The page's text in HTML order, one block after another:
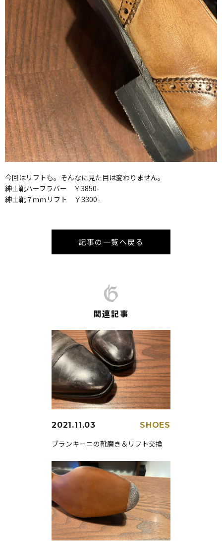
今回はリフトも。そんなに見た目は変わりません。
紳士靴ハーフラバー ￥3850-
紳士靴７ｍｍリフト ￥3300-
記事の一覧へ戻る
関連記事
2021.11.03 SHOES
ブランキーニの靴磨き＆リフト交換